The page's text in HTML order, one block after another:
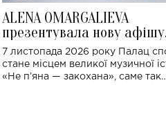
ALENA OMARGALIEVA
презентувала нову афішу
великого концерту в
спорту
7 листопада 2026 року Палац
стане місцем великої музичної
«Не пʼяна — закохана», саме так